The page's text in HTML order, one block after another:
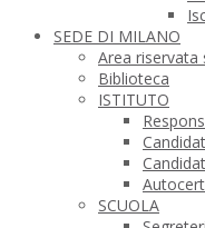
SEDE DI MILANO
Area riservata
Biblioteca
ISTITUTO
SCUOLA